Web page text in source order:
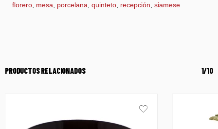
florero mesa porcelana quinteto recepción siamese
PRODUCTOS RELACIONADOS 1/10